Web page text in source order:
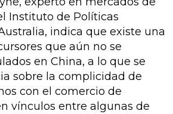
Instituto de Políticas
indica que existe una
que aún no se
en China, a lo que se
sobre la complicidad de
con el comercio de
vínculos entre algunas de